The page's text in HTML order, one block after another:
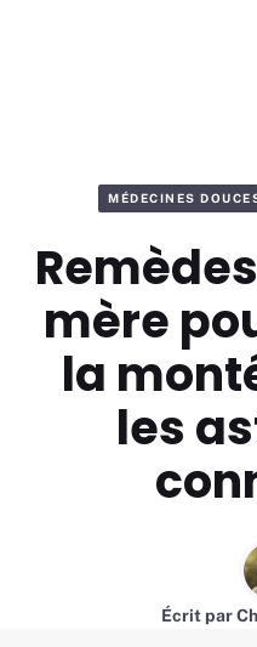
MÉDECINES
mère
la
les
Écrit par